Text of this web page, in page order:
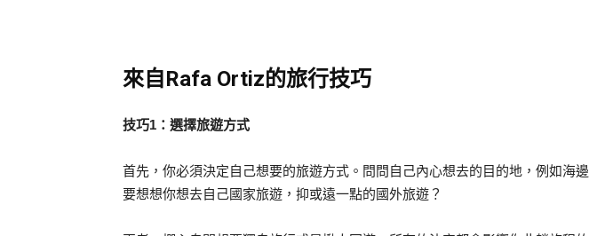
來自Rafa Ortiz的旅行技巧
技巧1：選擇旅遊方式
首先，你必須決定自己想要的旅遊方式。問問自己內心想去的目的地，例如
要想想你想去自己國家旅遊，抑或遠一點的國外旅遊？